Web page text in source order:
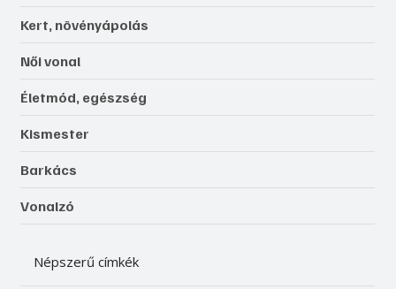
Kert, növényápolás
Női vonal
Életmód, egészség
Kismester
Barkács
Vonalzó
Népszerű címkék